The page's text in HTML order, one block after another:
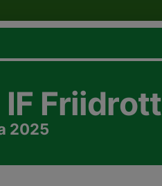
Friidrott
2025